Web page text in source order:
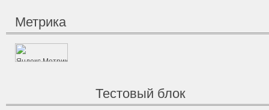
Метрика
Тестовый блок